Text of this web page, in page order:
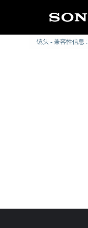
镜头 - 兼容性信息 :